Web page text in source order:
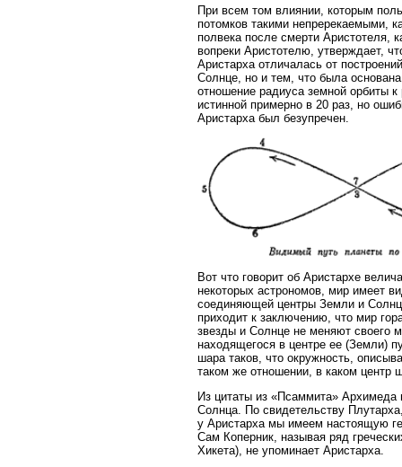
При всем том влиянии, которым
потомков такими непререкаемыми,
полвека после смерти Аристотеля,
вопреки Аристотелю, утверждает,
Аристарха отличалась от
Солнце, но и тем, что была
отношение радиуса земной орбиты
истинной примерно в 20 раз, но
Аристарха был безупречен.
Вот что говорит об Аристархе
некоторых астрономов, мир имеет
соединяющей центры Земли и
приходит к заключению, что мир
звезды и Солнце не меняют своего
находящегося в центре ее (Земли)
шара таков, что окружность,
таком же отношении, в каком центр
Из цитаты из «Псаммита» Архимеда
Солнца. По свидетельству
у Аристарха мы имеем настоящую
Сам Коперник, называя ряд
Хикета), не упоминает Аристарха.